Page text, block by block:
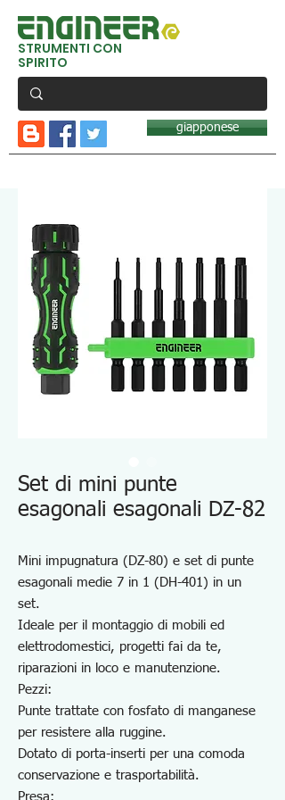
STRUMENTI CON
SPIRITO
giapponese
Set di mini punte
esagonali esagonali DZ-82
Mini impugnatura (DZ-80) e set di punte
esagonali medie 7 in 1 (DH-401) in un
set.
Ideale per il montaggio di mobili ed
elettrodomestici, progetti fai da te,
riparazioni in loco e manutenzione.
Pezzi:
Punte trattate con fosfato di manganese
per resistere alla ruggine.
Dotato di porta-inserti per una comoda
conservazione e trasportabilità.
Presa: